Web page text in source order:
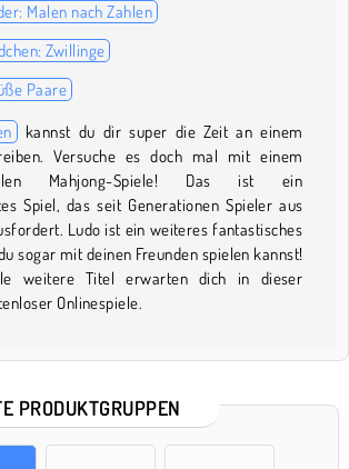
Malen nach Zahlen
Zwillinge
Paare
kannst du dir super die Zeit an einem
Versuche es doch mal mit einem
Mahjong-Spiele! Das ist ein
Spiel, das seit Generationen Spieler aus
Ludo ist ein weiteres fantastisches
sogar mit deinen Freunden spielen kannst!
weitere Titel erwarten dich in dieser
Onlinespiele.
PRODUKTGRUPPEN